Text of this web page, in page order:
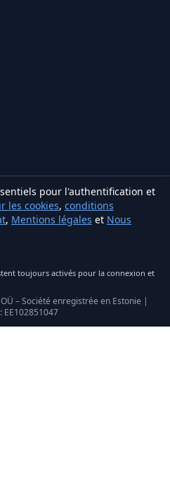
pour l'authentification et
les cookies, conditions
, Mentions légales et Nous
toujours activés pour la connexion et
– Société enregistrée en Estonie |
EE102851047